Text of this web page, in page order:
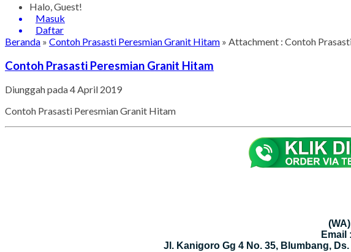
Halo, Guest!
Masuk
Daftar
Beranda » Contoh Prasasti Peresmian Granit Hitam » Attachment : Contoh
Contoh Prasasti Peresmian Granit Hitam
Diunggah pada 4 April 2019
Contoh Prasasti Peresmian Granit Hitam
(WA)
Email :
Jl. Kanigoro Gg 4 No. 35, Blumbang,